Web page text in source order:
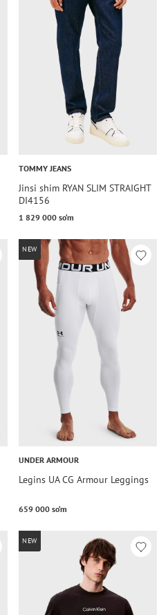
TOMMY JEANS
Jinsi shim RYAN SLIM STRAIGHT
DI4156
1 829 000 so‘m
NEW
UNDER ARMOUR
Legins UA CG Armour Leggings
659 000 so‘m
NEW